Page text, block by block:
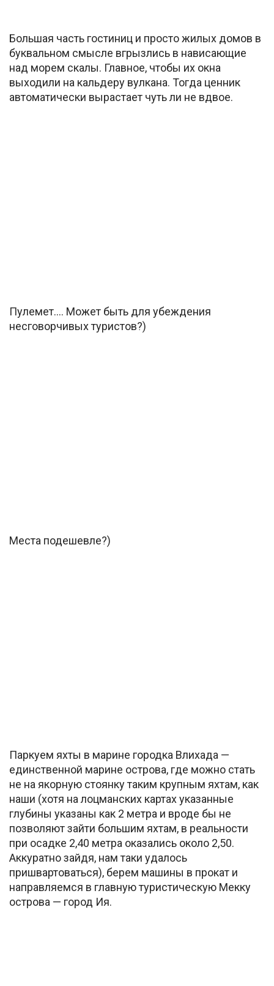
Большая часть гостиниц и просто жилых домов в
буквальном смысле вгрызлись в нависающие
над морем скалы. Главное, чтобы их окна
выходили на кальдеру вулкана. Тогда ценник
автоматически вырастает чуть ли не вдвое.
Пулемет…. Может быть для убеждения
несговорчивых туристов?)
Места подешевле?)
Паркуем яхты в марине городка Влихада —
единственной марине острова, где можно стать
не на якорную стоянку таким крупным яхтам, как
наши (хотя на лоцманских картах указанные
глубины указаны как 2 метра и вроде бы не
позволяют зайти большим яхтам, в реальности
при осадке 2,40 метра оказались около 2,50.
Аккуратно зайдя, нам таки удалось
пришвартоваться), берем машины в прокат и
направляемся в главную туристическую Мекку
острова — город Ия.